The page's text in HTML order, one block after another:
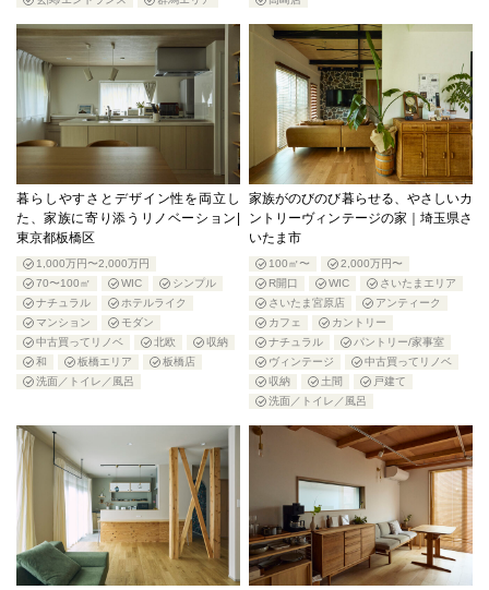
暮らしやすさとデザイン性を両立し
た、家族に寄り添うリノベーション|
東京都板橋区
1,000万円〜2,000万円
70〜100㎡
WIC
シンプル
ナチュラル
ホテルライク
マンション
モダン
中古買ってリノベ
北欧
収納
和
板橋エリア
板橋店
洗面／トイレ／風呂
家族がのびのび暮らせる、やさしいカ
ントリーヴィンテージの家｜埼玉県さ
いたま市
100㎡〜
2,000万円〜
R開口
WIC
さいたまエリア
さいたま宮原店
アンティーク
カフェ
カントリー
ナチュラル
パントリー/家事室
ヴィンテージ
中古買ってリノベ
収納
土間
戸建て
洗面／トイレ／風呂